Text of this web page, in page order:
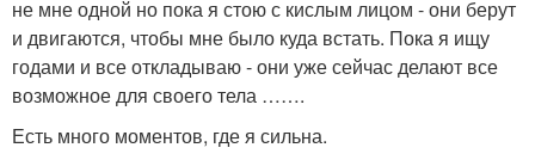
не мне одной но пока я стою с кислым лицом - они берут
и двигаются, чтобы мне было куда встать. Пока я ищу
годами и все откладываю - они уже сейчас делают все
возможное для своего тела …….
Есть много моментов, где я сильна.